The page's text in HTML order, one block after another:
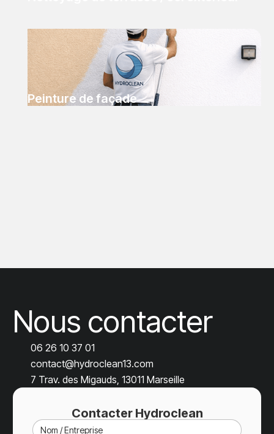
Peinture de façade
Nous contacter
06 26 10 37 01
contact@hydroclean13.com
7 Trav. des Migauds, 13011 Marseille
Contacter Hydroclean